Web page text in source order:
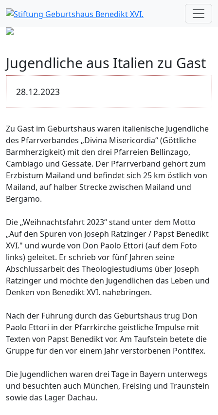
Jugendliche aus Italien zu Gast
28.12.2023
Zu Gast im Geburtshaus waren italienische Jugendliche
des Pfarrverbandes „Divina Misericordia“ (Göttliche
Barmherzigkeit) mit den drei Pfarreien Bellinzago,
Cambiago und Gessate. Der Pfarrverband gehört zum
Erzbistum Mailand und befindet sich 25 km östlich von
Mailand, auf halber Strecke zwischen Mailand und
Bergamo.
Die „Weihnachtsfahrt 2023“ stand unter dem Motto
„Auf den Spuren von Joseph Ratzinger / Papst Benedikt
XVI." und wurde von Don Paolo Ettori (auf dem Foto
links) geleitet. Er schrieb vor fünf Jahren seine
Abschlussarbeit des Theologiestudiums über Joseph
Ratzinger und möchte den Jugendlichen das Leben und
Denken von Benedikt XVI. nahebringen.
Nach der Führung durch das Geburtshaus trug Don
Paolo Ettori in der Pfarrkirche geistliche Impulse mit
Texten von Papst Benedikt vor. Am Taufstein betete die
Gruppe für den vor einem Jahr verstorbenen Pontifex.
Die Jugendlichen waren drei Tage in Bayern unterwegs
und besuchten auch München, Freising und Traunstein
sowie das Lager Dachau.